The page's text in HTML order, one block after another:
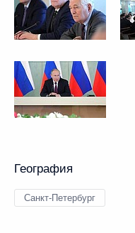
География
Санкт-Петербург